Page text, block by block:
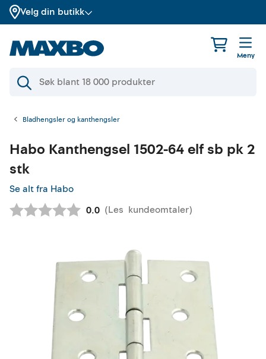
Velg din butikk
Meny
Bladhengsler og kanthengsler
Habo Kanthengsel 1502-64 elf sb pk 2
stk
Se alt fra Habo
Gjennomsnittskarakter:
0.0 (Les kundeomtaler)